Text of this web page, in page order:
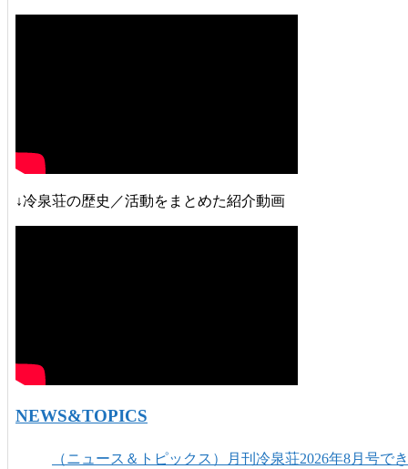
↓冷泉荘の歴史／活動をまとめた紹介動画
NEWS&TOPICS
（ニュース＆トピックス）月刊冷泉荘2026年8月号でき